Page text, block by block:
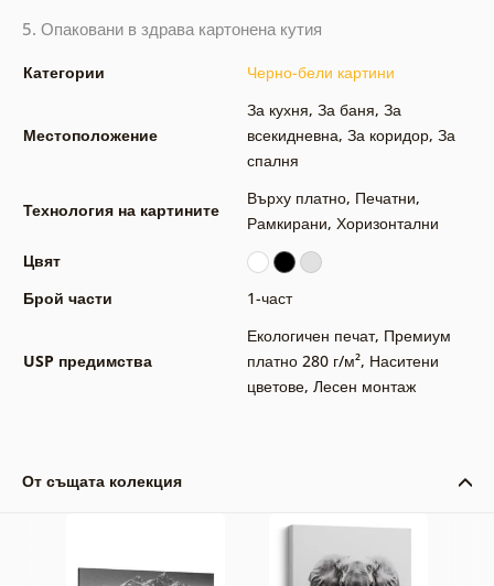
5. Опаковани в здрава картонена кутия
Категории Черно-бели картини
Местоположение
За кухня, За баня, За
всекидневна, За коридор, За
спалня
Технология на картините
Върху платно, Печатни,
Рамкирани, Хоризонтални
Цвят
Брой части
1-част
USP предимства
Екологичен печат, Премиум
платно 280 г/м², Наситени
цветове, Лесен монтаж
От същата колекция